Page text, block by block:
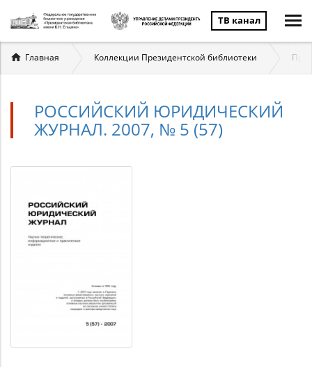
ТВ канал
Вы
здесь
Главная Коллекции Президентской библиотеки
РОССИЙСКИЙ ЮРИДИЧЕСКИЙ
ЖУРНАЛ. 2007, № 5 (57)